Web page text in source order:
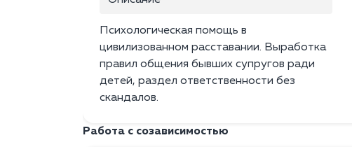
Психологическая помощь в
цивилизованном расставании. Выработка
правил общения бывших супругов ради
детей, раздел ответственности без
скандалов.
Работа с созависимостью